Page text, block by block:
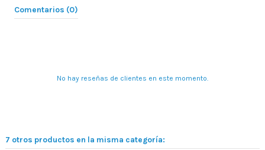
Comentarios (0)
No hay reseñas de clientes en este momento.
7 otros productos en la misma categoría: